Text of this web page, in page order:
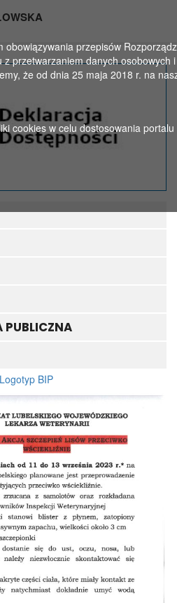
obowiązywania przepisów
z przetwarzaniem danych
że od dnia 25 maja 2018 r. na
cookies w celu dostosowania
Lekarza
Weterynarii
PUBLICZNA